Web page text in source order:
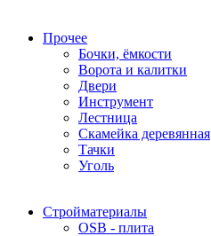
Прочее
Бочки, ёмкости
Ворота и калитки
Двери
Инструмент
Лестница
Скамейка деревянная
Тачки
Уголь
Стройматериалы
OSB - плита